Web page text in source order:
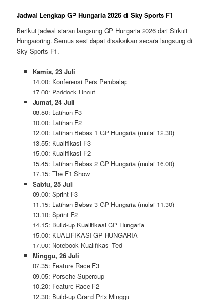
Jadwal Lengkap GP Hungaria 2026 di Sky Sports F1
Berikut jadwal siaran langsung GP Hungaria 2026 dari Sirkuit
Hungaroring. Semua sesi dapat disaksikan secara langsung di
Sky Sports F1.
Kamis, 23 Juli
14.00: Konferensi Pers Pembalap
17.00: Paddock Uncut
Jumat, 24 Juli
08.50: Latihan F3
10.00: Latihan F2
12.00: Latihan Bebas 1 GP Hungaria (mulai 12.30)
13.55: Kualifikasi F3
15.00: Kualifikasi F2
15.45: Latihan Bebas 2 GP Hungaria (mulai 16.00)
17.15: The F1 Show
Sabtu, 25 Juli
09.00: Sprint F3
11.15: Latihan Bebas 3 GP Hungaria (mulai 11.30)
13.10: Sprint F2
14.15: Build-up Kualifikasi GP Hungaria
15.00: KUALIFIKASI GP HUNGARIA
17.00: Notebook Kualifikasi Ted
Minggu, 26 Juli
07.35: Feature Race F3
09.05: Porsche Supercup
10.20: Feature Race F2
12.30: Build-up Grand Prix Minggu